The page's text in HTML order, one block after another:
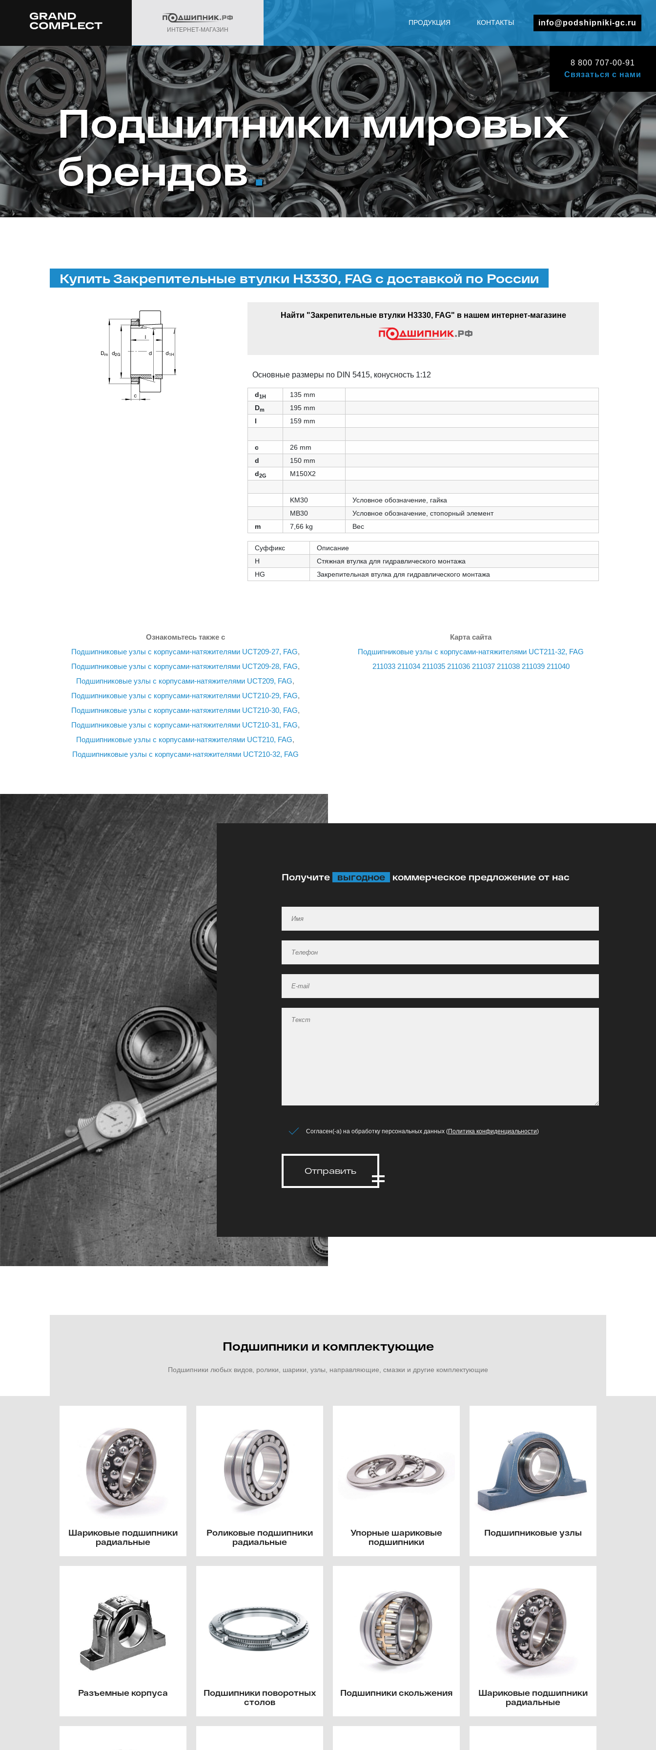
ИНТЕРНЕТ-МАГАЗИН
8 800 707-00-91
Связаться с нами
info@podshipniki-gc.ru
ПРОДУКЦИЯ КОНТАКТЫ
Подшипники мировых
брендов.
Купить Закрепительные втулки H3330, FAG с доставкой по России
Найти "Закрепительные втулки H3330, FAG" в нашем интернет-магазине
Основные размеры по DIN 5415, конусность 1:12
d1H
135 mm
Dm
195 mm
l
159 mm
c
26 mm
d
150 mm
d2G M150X2
KM30
Условное обозначение, гайка
MB30
Условное обозначение, стопорный элемент
m
7,66 kg Вес
Суффикс
Описание
H
Стяжная втулка для гидравлического монтажа
HG
Закрепительная втулка для гидравлического монтажа
Ознакомьтесь также с
Подшипниковые узлы с корпусами-натяжителями UCT209-27, FAG,
Подшипниковые узлы с корпусами-натяжителями UCT209-28, FAG,
Подшипниковые узлы с корпусами-натяжителями UCT209, FAG,
Подшипниковые узлы с корпусами-натяжителями UCT210-29, FAG,
Подшипниковые узлы с корпусами-натяжителями UCT210-30, FAG,
Подшипниковые узлы с корпусами-натяжителями UCT210-31, FAG,
Подшипниковые узлы с корпусами-натяжителями UCT210, FAG,
Подшипниковые узлы с корпусами-натяжителями UCT210-32, FAG
Карта сайта
Подшипниковые узлы с корпусами-натяжителями UCT211-32, FAG
211033 211034 211035 211036 211037 211038 211039 211040
Получите выгодное коммерческое предложение от нас
Согласен(-а) на обработку персональных данных (Политика конфиденциальности)
Отправить
Подшипники и комплектующие
Подшипники любых видов, ролики, шарики, узлы, направляющие, смазки и другие комплектующие
Шариковые подшипники
радиальные
Роликовые подшипники
радиальные
Упорные шариковые
подшипники
Подшипниковые узлы
Разъемные корпуса
Подшипники поворотных
столов
Подшипники скольжения
Шариковые подшипники
радиальные